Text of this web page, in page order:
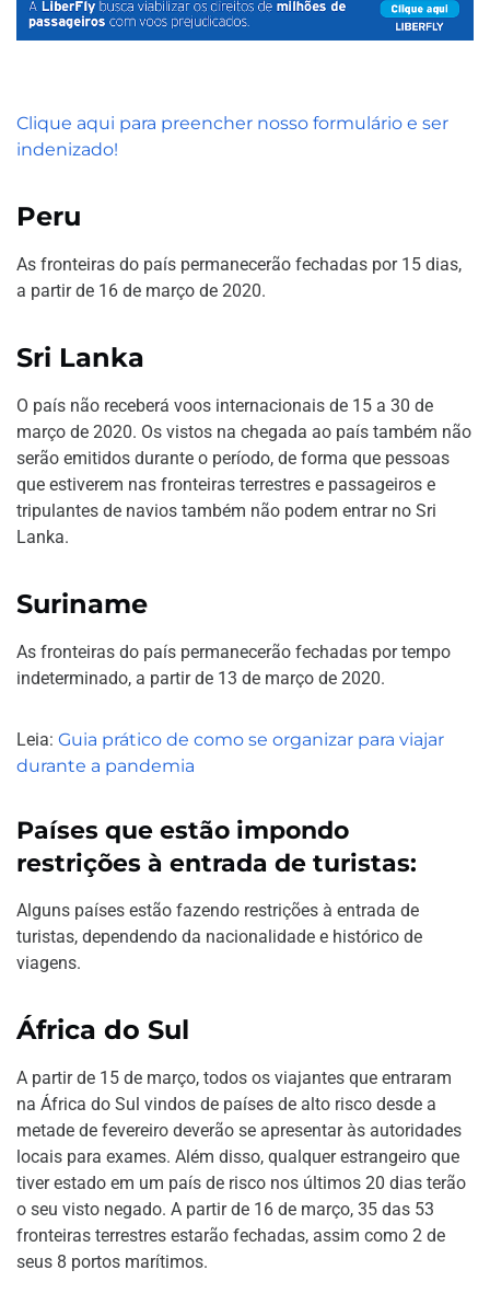
Clique aqui para preencher nosso formulário e ser
indenizado!
Peru
As fronteiras do país permanecerão fechadas por 15 dias,
a partir de 16 de março de 2020.
Sri Lanka
O país não receberá voos internacionais de 15 a 30 de
março de 2020. Os vistos na chegada ao país também não
serão emitidos durante o período, de forma que pessoas
que estiverem nas fronteiras terrestres e passageiros e
tripulantes de navios também não podem entrar no Sri
Lanka.
Suriname
As fronteiras do país permanecerão fechadas por tempo
indeterminado, a partir de 13 de março de 2020.
Leia: Guia prático de como se organizar para viajar
durante a pandemia
Países que estão impondo
restrições à entrada de turistas:
Alguns países estão fazendo restrições à entrada de
turistas, dependendo da nacionalidade e histórico de
viagens.
África do Sul
A partir de 15 de março, todos os viajantes que entraram
na África do Sul vindos de países de alto risco desde a
metade de fevereiro deverão se apresentar às autoridades
locais para exames. Além disso, qualquer estrangeiro que
tiver estado em um país de risco nos últimos 20 dias terão
o seu visto negado. A partir de 16 de março, 35 das 53
fronteiras terrestres estarão fechadas, assim como 2 de
seus 8 portos marítimos.